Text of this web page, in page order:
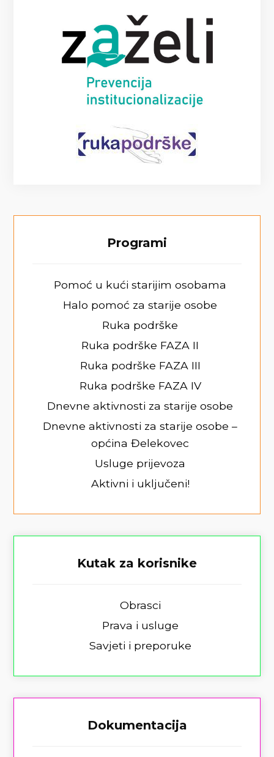
Programi
Pomoć u kući starijim osobama
Halo pomoć za starije osobe
Ruka podrške
Ruka podrške FAZA II
Ruka podrške FAZA III
Ruka podrške FAZA IV
Dnevne aktivnosti za starije osobe
Dnevne aktivnosti za starije osobe –
općina Đelekovec
Usluge prijevoza
Aktivni i uključeni!
Kutak za korisnike
Obrasci
Prava i usluge
Savjeti i preporuke
Dokumentacija